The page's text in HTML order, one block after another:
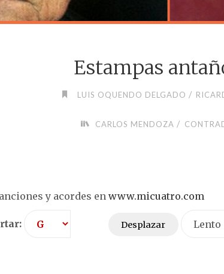
Estampas
LUIS OQUENDO DELGADO /
CARLOS MENDOZA /
y acordes en www.micuatro.com
Desplazar